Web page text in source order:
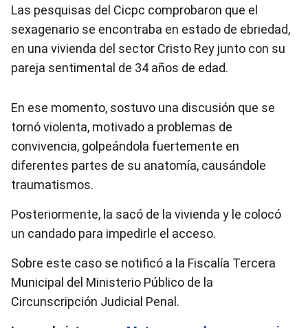
Las pesquisas del Cicpc comprobaron que el
sexagenario se encontraba en estado de ebriedad,
en una vivienda del sector Cristo Rey junto con su
pareja sentimental de 34 años de edad.
En ese momento, sostuvo una discusión que se
tornó violenta, motivado a problemas de
convivencia, golpeándola fuertemente en
diferentes partes de su anatomía, causándole
traumatismos.
Posteriormente, la sacó de la vivienda y le colocó
un candado para impedirle el acceso.
Sobre este caso se notificó a la Fiscalía Tercera
Municipal del Ministerio Público de la
Circunscripción Judicial Penal.